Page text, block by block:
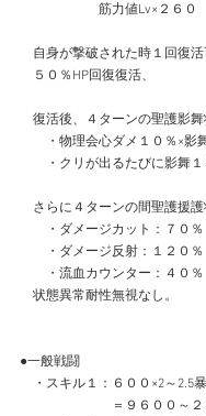
筋力値Lv×２６０
自身が撃破された時１回復活
５０％HP回復復活、
復活後、４ターンの聖護影舞
・物理会心ダメ１０％×影
・クリが出るたびに影舞１
さらに４ターンの間聖護援護
・ダメージカット：７０％
・ダメージ反射：１２０％
・流血カウンター：４０％
状態異常耐性無視なし。
●一般戦闘
・スキル１：６００×2～2.5暴
＝９６００～２６